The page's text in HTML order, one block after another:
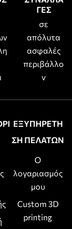
ΓΕΣ
σε
απόλυτα
ασφαλές
περιβάλλο
ν
ΕΞΥΠΗΡΕΤΗ
ΣΗ ΠΕΛΑΤΩΝ
Ο
λογαριασμός
μου
Custom 3D
printing